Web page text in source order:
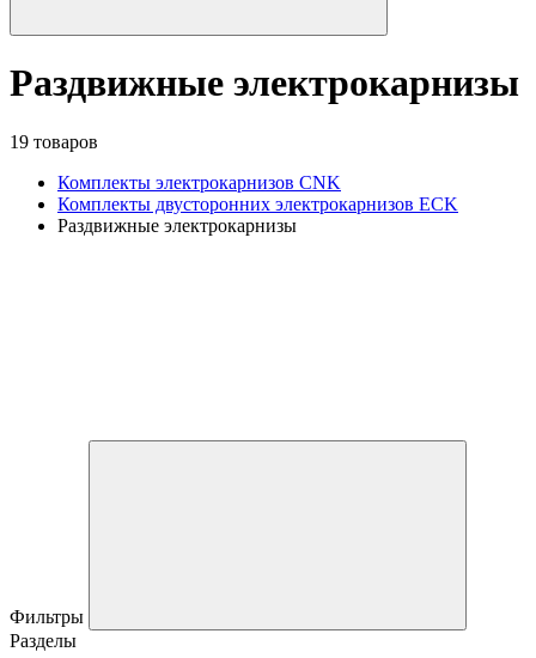
Раздвижные электрокарнизы
19 товаров
Комплекты электрокарнизов CNK
Комплекты двусторонних электрокарнизов ECK
Раздвижные электрокарнизы
Фильтры
Разделы